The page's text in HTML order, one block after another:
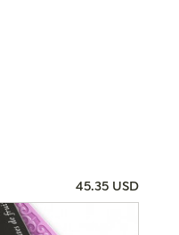
45.35 USD